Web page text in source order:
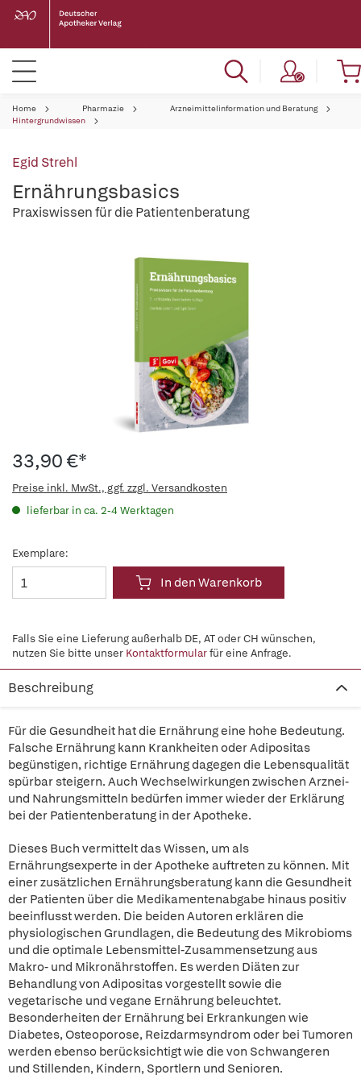
Home Pharmazie
Arzneimittelinformation und Beratung
Hintergrundwissen
Egid Strehl
Ernährungsbasics
Praxiswissen für die Patientenberatung
33,90 €*
Preise inkl. MwSt., ggf. zzgl. Versandkosten
lieferbar in ca. 2-4 Werktagen
Exemplare:
In den Warenkorb
Falls Sie eine Lieferung außerhalb DE, AT oder CH wünschen,
nutzen Sie bitte unser Kontaktformularfür eine Anfrage.
Beschreibung
Für die Gesundheit hat die Ernährung eine hohe Bedeutung.
Falsche Ernährung kann Krankheiten oder Adipositas
begünstigen, richtige Ernährung dagegen die Lebensqualität
spürbar steigern. Auch Wechselwirkungen zwischen Arznei-
und Nahrungsmitteln bedürfen immer wieder der Erklärung
bei der Patientenberatung in der Apotheke.
Dieses Buch vermittelt das Wissen, um als
Ernährungsexperte in der Apotheke auftreten zu können. Mit
einer zusätzlichen Ernährungsberatung kann die Gesundheit
der Patienten über die Medikamentenabgabe hinaus positiv
beeinflusst werden. Die beiden Autoren erklären die
physiologischen Grundlagen, die Bedeutung des Mikrobioms
und die optimale Lebensmittel-Zusammensetzung aus
Makro- und Mikronährstoffen. Es werden Diäten zur
Behandlung von Adipositas vorgestellt sowie die
vegetarische und vegane Ernährung beleuchtet.
Besonderheiten der Ernährung bei Erkrankungen wie
Diabetes, Osteoporose, Reizdarmsyndrom oder bei Tumoren
werden ebenso berücksichtigt wie die von Schwangeren
und Stillenden, Kindern, Sportlern und Senioren.